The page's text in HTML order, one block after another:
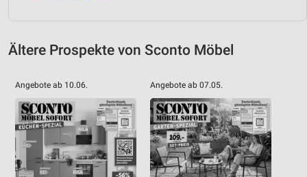
Ältere Prospekte von Sconto Möbel
Angebote ab 10.06. Angebote ab 07.05.